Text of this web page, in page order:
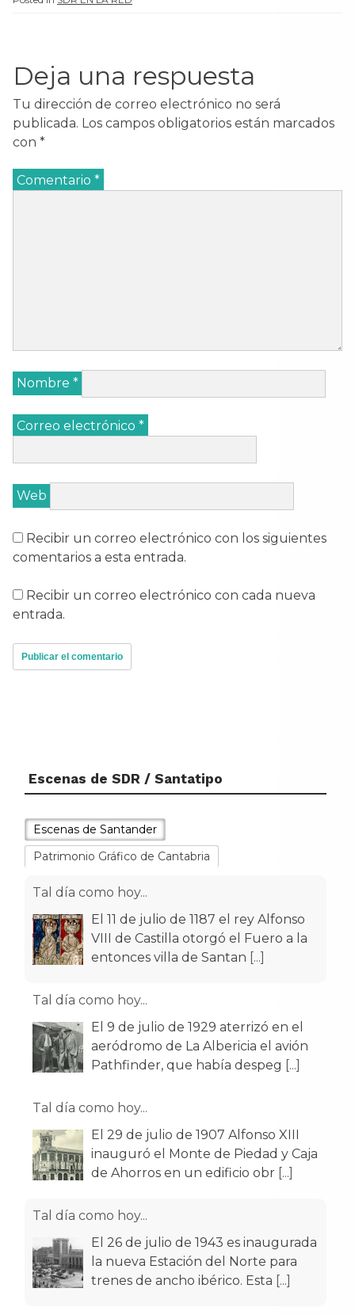
Deja una respuesta
Tu dirección de correo electrónico no será
publicada. Los campos obligatorios están marcados
con *
Comentario *
Nombre *
Correo electrónico *
Web
Recibir un correo electrónico con los siguientes
comentarios a esta entrada.
Recibir un correo electrónico con cada nueva
entrada.
Escenas de SDR / Santatipo
Escenas de Santander
Patrimonio Gráfico de Cantabria
Tal día como hoy...
El 11 de julio de 1187 el rey Alfonso
VIII de Castilla otorgó el Fuero a la
entonces villa de Santan [...]
Tal día como hoy...
El 9 de julio de 1929 aterrizó en el
aeródromo de La Albericia el avión
Pathfinder, que había despeg [...]
Tal día como hoy...
El 29 de julio de 1907 Alfonso XIII
inauguró el Monte de Piedad y Caja
de Ahorros en un edificio obr [...]
Tal día como hoy...
El 26 de julio de 1943 es inaugurada
la nueva Estación del Norte para
trenes de ancho ibérico. Esta [...]